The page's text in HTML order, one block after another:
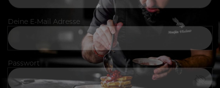
Deine E-Mail Adresse
Passwort